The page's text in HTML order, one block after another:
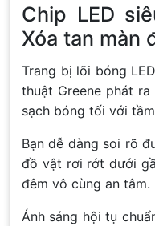
Chip LED
Xóa tan màn
Trang bị lõi bóng
thuật Greene phát
sạch bóng tối với
Bạn dễ dàng soi rõ
đồ vật rơi rớt dưới
đêm vô cùng an tâm.
Ánh sáng hội tụ